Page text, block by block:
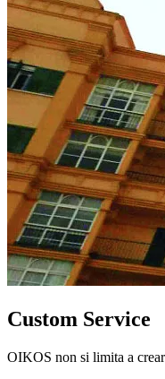
Custom Service
OIKOS non si limita a